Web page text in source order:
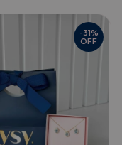
-31%
OFF